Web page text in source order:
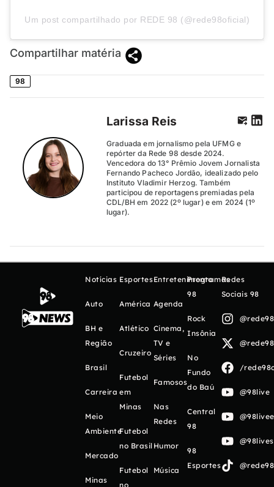
Um post compartilhado por REDE 98 (@rede98oficial)
Compartilhar matéria
98
Larissa Reis
Graduada em jornalismo pela UFMG e
repórter da Rede 98 desde 2024.
Vencedora do 13° Prêmio Jovem Jornalista
Fernando Pacheco Jordão, idealizado pelo
Instituto Vladimir Herzog. Também
participou de reportagens premiadas pela
CDL/BH em 2022 (2º lugar) e em 2024 (1º
lugar).
Notícias
Auto
BH e
Região
Brasil
Carreira
Meio
Ambiente
Mercado
Minas
Esportes
América
Atlético
Cruzeiro
Futebol
em
Minas
Futebol
no Brasil
Futebol
no
Entretenimento
Agenda
Cinema,
TV e
Séries
Famosos
Nas
Redes
Humor
Música
Programas
98
Rock
Insônia
No
Fundo
do Baú
Central
98
98
Esportes
Redes
Sociais 98
/
@98live